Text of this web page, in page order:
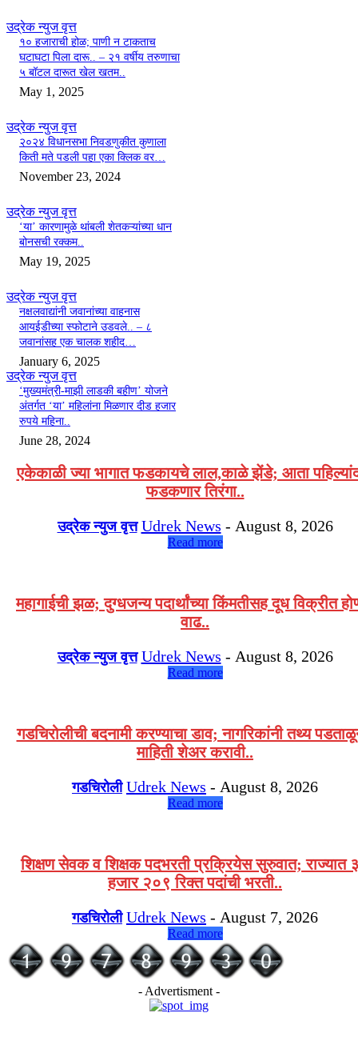
उद्रेक न्युज वृत्त
१० हजाराची होळ; पाणी न टाकताच
घटाघटा पिला दारू.. – २१ वर्षीय तरुणाचा
५ बॉटल दारूत खेल खतम..
May 1, 2025
उद्रेक न्युज वृत्त
२०२४ विधानसभा निवडणुकीत कुणाला
किती मते पडली पहा एका क्लिक वर…
November 23, 2024
उद्रेक न्युज वृत्त
‘या’ कारणामुळे थांबली शेतकऱ्यांच्या धान
बोनसची रक्कम..
May 19, 2025
उद्रेक न्युज वृत्त
नक्षलवाद्यांनी जवानांच्या वाहनास
आयईडीच्या स्फोटाने उडवले.. – ८
जवानांसह एक चालक शहीद…
January 6, 2025
उद्रेक न्युज वृत्त
‘मुख्यमंत्री-माझी लाडकी बहीण’ योजने
अंतर्गत ‘या’ महिलांना मिळणार दीड हजार
रुपये महिना..
June 28, 2024
एकेकाळी ज्या भागात फडकायचे लाल,काळे झेंडे; आता
फडकणार तिरंगा..
उद्रेक न्युज वृत्त Udrek News - August 8, 2026
Read more
महागाईची झळ; दुग्धजन्य पदार्थांच्या किंमतीसह दूध विक्रीत
वाढ..
उद्रेक न्युज वृत्त Udrek News - August 8, 2026
Read more
गडचिरोलीची बदनामी करण्याचा डाव; नागरिकांनी तथ्य
माहिती शेअर करावी..
गडचिरोली Udrek News - August 8, 2026
Read more
शिक्षण सेवक व शिक्षक पदभरती प्रक्रियेस सुरुवात; राज्यात
हजार २०९ रिक्त पदांची भरती..
गडचिरोली Udrek News - August 7, 2026
Read more
- Advertisment -